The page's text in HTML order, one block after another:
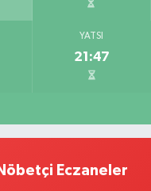
YATSI
21:47
Eczaneler